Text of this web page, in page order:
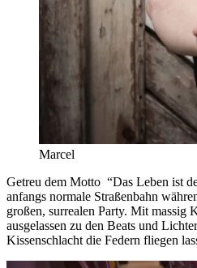
Marcel
Getreu dem Motto “Das Leben ist
anfangs normale Straßenbahn
großen, surrealen Party. Mit massig
ausgelassen zu den Beats und
Kissenschlacht die Federn fliegen